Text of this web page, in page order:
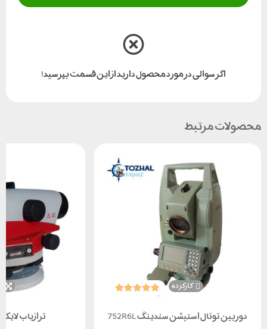
اگر سوالی در مورد محصول دارید از این قسمت بپرسید!
محصولات مرتبط
کارکرده
دوربین توتال استیشن سندینگ 752R6L
ترازیاب لایکا NA730 آکبند